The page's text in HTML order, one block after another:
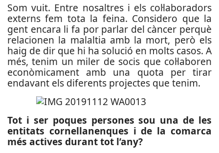
Som vuit. Entre nosaltres i els col·laboradors
externs fem tota la feina. Considero que la
gent encara li fa por parlar del càncer perquè
relacionen la malaltia amb la mort, però els
haig de dir que hi ha solució en molts casos. A
més, tenim un miler de socis que col·laboren
econòmicament amb una quota per tirar
endavant els diferents projectes que tenim.
Tot i ser poques persones sou una de les
entitats cornellanenques i de la comarca
més actives durant tot l’any?